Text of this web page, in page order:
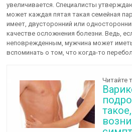
увеличивается. Специалисты
может каждая пятая такая семейная
имеет, двусторонний или
качестве осложнения болезни. Ведь,
неповрежденным, мужчина может
вспоминать о том, что когда-то
Читайте